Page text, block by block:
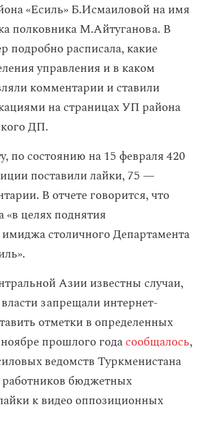
«Есиль» Б.Исмаиловой на имя
полковника М.Айтуганова. В
подробно расписала, какие
управления и в каком
комментарии и ставили
на страницах УП района
ДП.
по состоянию на 15 февраля 420
поставили лайки, 75 —
В отчете говорится, что
«в целях поднятия
столичного Департамента
Азии известны случаи,
запрещали интернет-
отметки в определенных
прошлого годасообщалось,
ведомств Туркменистана
работников бюджетных
к видео оппозиционных